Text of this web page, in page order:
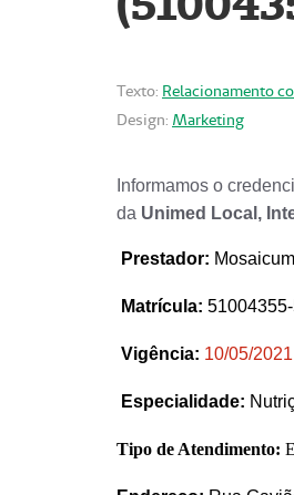
Texto: Relacionamento
Design: Marketing
Informamos o
da Unimed Local,
Prestador:
Matrícula:
Vigência: 10/05/2021
Especialidade:
Tipo de Atendimento: